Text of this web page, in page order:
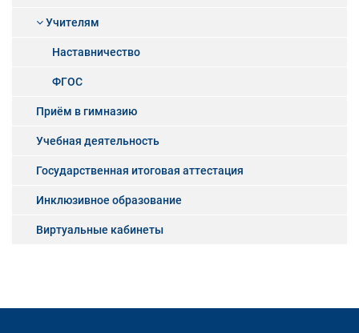
Учителям
Наставничество
ФГОС
Приём в гимназию
Учебная деятельность
Государственная итоговая аттестация
Инклюзивное образование
Виртуальные кабинеты